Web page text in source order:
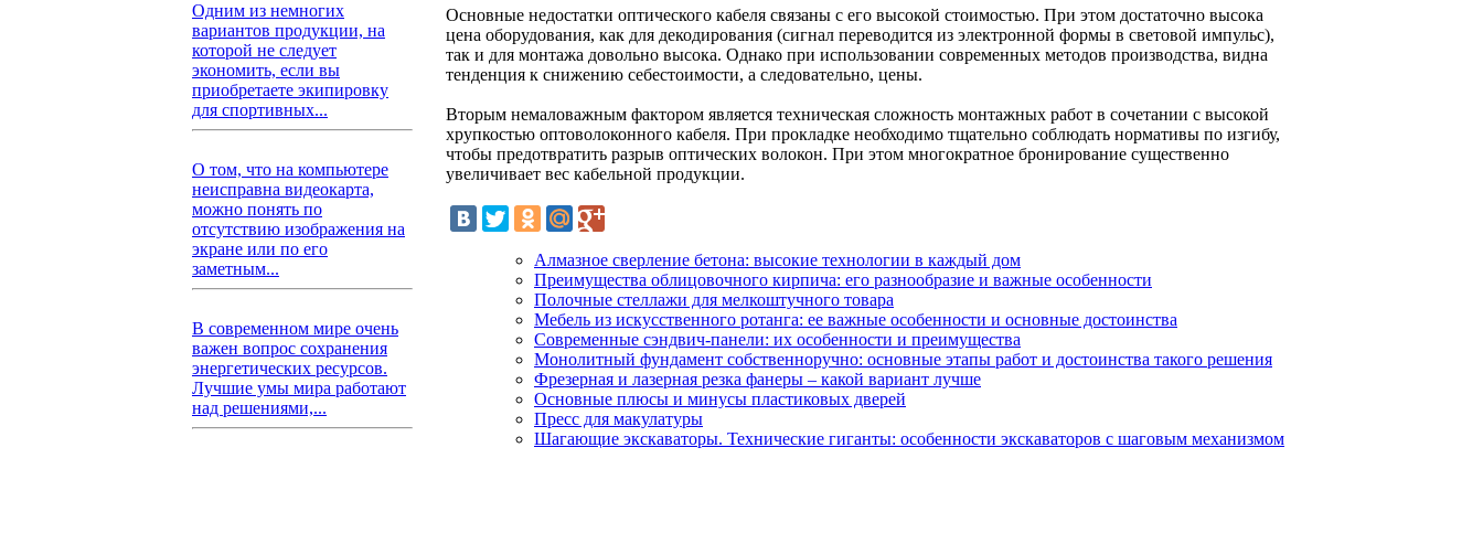
Одним из немногих
вариантов продукции, на
которой не следует
экономить, если вы
приобретаете экипировку
для спортивных...
О том, что на компьютере
неисправна видеокарта,
можно понять по
отсутствию изображения на
экране или по его
заметным...
В современном мире очень
важен вопрос сохранения
энергетических ресурсов.
Лучшие умы мира работают
над решениями,...
Основные недостатки оптического кабеля связаны с его высокой стоимостью. При этом достаточно высока
цена оборудования, как для декодирования (сигнал переводится из электронной формы в световой импульс),
так и для монтажа довольно высока. Однако при использовании современных методов производства, видна
тенденция к снижению себестоимости, а следовательно, цены.
Вторым немаловажным фактором является техническая сложность монтажных работ в сочетании с высокой
хрупкостью оптоволоконного кабеля. При прокладке необходимо тщательно соблюдать нормативы по изгибу,
чтобы предотвратить разрыв оптических волокон. При этом многократное бронирование существенно
увеличивает вес кабельной продукции.
Алмазное сверление бетона: высокие технологии в каждый дом
Преимущества облицовочного кирпича: его разнообразие и важные особенности
Полочные стеллажи для мелкоштучного товара
Мебель из искусственного ротанга: ее важные особенности и основные достоинства
Современные сэндвич-панели: их особенности и преимущества
Монолитный фундамент собственноручно: основные этапы работ и достоинства такого решения
Фрезерная и лазерная резка фанеры – какой вариант лучше
Основные плюсы и минусы пластиковых дверей
Пресс для макулатуры
Шагающие экскаваторы. Технические гиганты: особенности экскаваторов с шаговым механизмом